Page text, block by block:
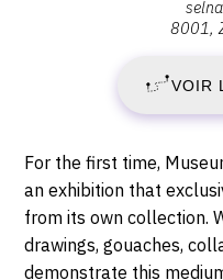
Selnaustrasse
25,
8001
Zürich
8001
VOIR
Description,
horaires...
For the first time,
an exhibition that
from its own collection.
drawings, gouaches,
demonstrate this